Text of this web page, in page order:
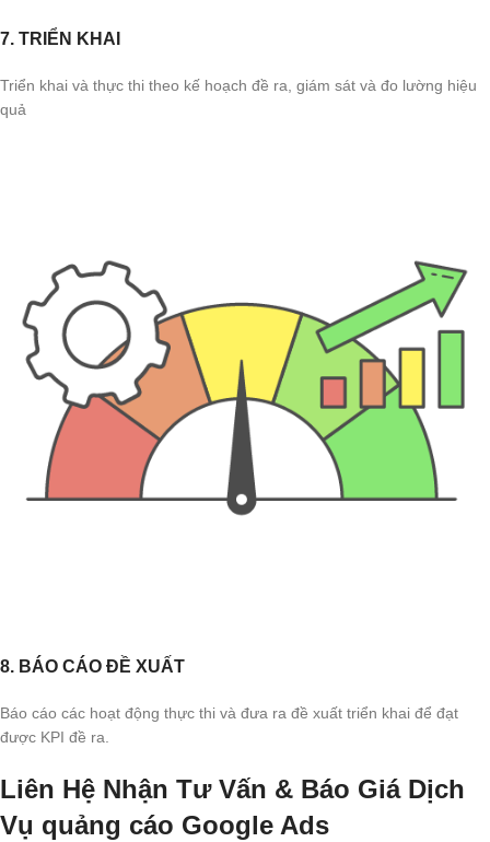
7. TRIỂN KHAI
Triển khai và thực thi theo kế hoạch đề ra, giám sát và đo lường hiệu
quả
8. BÁO CÁO ĐỀ XUẤT
Báo cáo các hoạt động thực thi và đưa ra đề xuất triển khai để đạt
được KPI đề ra.
Liên Hệ Nhận Tư Vấn & Báo Giá Dịch
Vụ quảng cáo Google Ads